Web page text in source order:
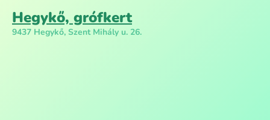
Hegykő, grófkert
9437 Hegykő, Szent Mihály u. 26.